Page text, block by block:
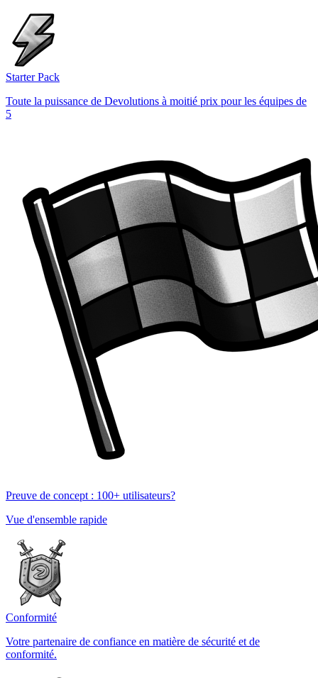
Starter Pack
Toute la puissance de Devolutions à moitié prix pour les équipes de
5
Preuve de concept : 100+ utilisateurs?
Vue d'ensemble rapide
Conformité
Votre partenaire de confiance en matière de sécurité et de
conformité.